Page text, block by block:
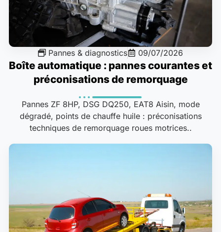
Pannes & diagnostics 09/07/2026
Boîte automatique : pannes courantes et
préconisations de remorquage
Pannes ZF 8HP, DSG DQ250, EAT8 Aisin, mode
dégradé, points de chauffe huile : préconisations
techniques de remorquage roues motrices..